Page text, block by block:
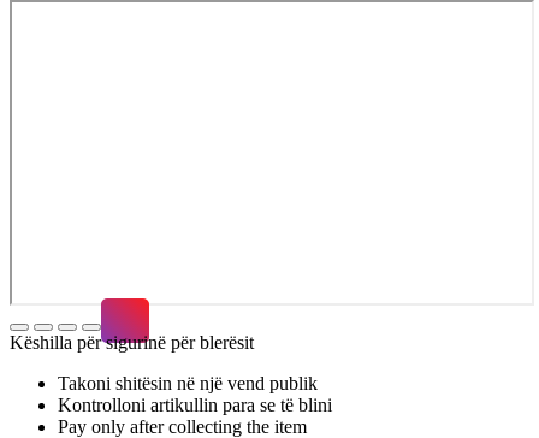
Këshilla për sigurinë për blerësit
Takoni shitësin në një vend publik
Kontrolloni artikullin para se të blini
Pay only after collecting the item